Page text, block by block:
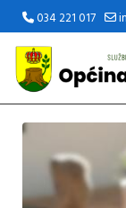
034 221 017